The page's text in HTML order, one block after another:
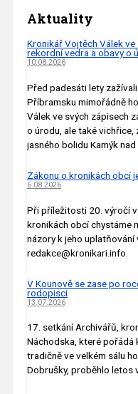
Aktuality
Kronikář Vojtěch Válek
rekordní vedra a obavy o
10.08.2026
Před padesáti lety
Příbramsku mimořádně
Válek ve svých zápisech
o úrodu, ale také
jasného bolidu Kamýk nad
Zákonu o kronikách obcí
6.08.2026
Při příležitosti 20. výročí
kronikách obcí chystáme
názory k jeho uplatňování
redakce@kronikari.info.
V Kounově se zase po
rodopisci
13.07.2026
17. setkání Archivářů,
Náchodska, které pořádá
tradičně ve velkém sálu
Dobrušky, proběhlo letos